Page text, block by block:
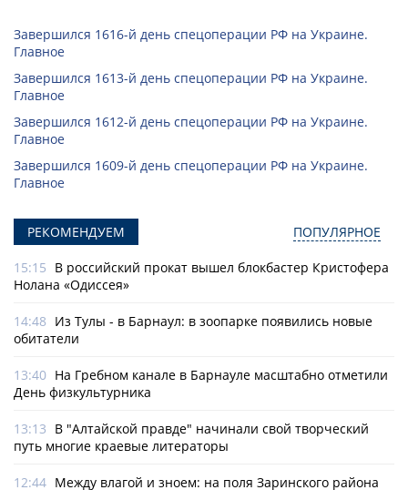
Завершился 1616-й день спецоперации РФ на Украине.
Главное
Завершился 1613-й день спецоперации РФ на Украине.
Главное
Завершился 1612-й день спецоперации РФ на Украине.
Главное
Завершился 1609-й день спецоперации РФ на Украине.
Главное
РЕКОМЕНДУЕМ ПОПУЛЯРНОЕ
15:15 В российский прокат вышел блокбастер Кристофера
Нолана «Одиссея»
14:48 Из Тулы - в Барнаул: в зоопарке появились новые
обитатели
13:40 На Гребном канале в Барнауле масштабно отметили
День физкультурника
13:13 В "Алтайской правде" начинали свой творческий
путь многие краевые литераторы
12:44 Между влагой и зноем: на поля Заринского района